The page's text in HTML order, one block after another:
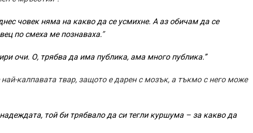
човек няма на какво да се усмихне. А аз обичам да се
по смеха ме познаваха.”
очи. О, трябва да има публика, ама много публика.”
най-калпавата твар, защото е дарен с мозък, а тъкмо с него може
той би трябвало да си тегли куршума – за какво да